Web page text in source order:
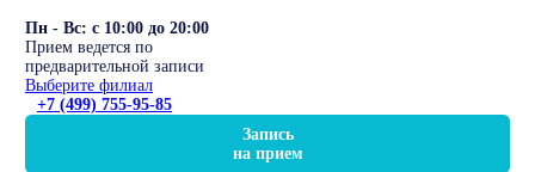
Пн - Вс: с 10:00 до 20:00
Прием ведется по
предварительной записи
Выберите филиал
+7 (499) 755-95-85
Запись
на прием